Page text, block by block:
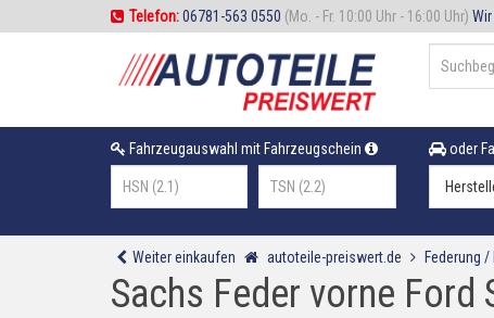
Telefon:06781-563 0550 (Mo. - Fr. 10:00 Uhr - 16:00 Uhr)
Fahrzeugauswahl mit Fahrzeugschein oder
Weiter einkaufen autoteile-preiswert.de Federung
Sachs Feder vorne Ford